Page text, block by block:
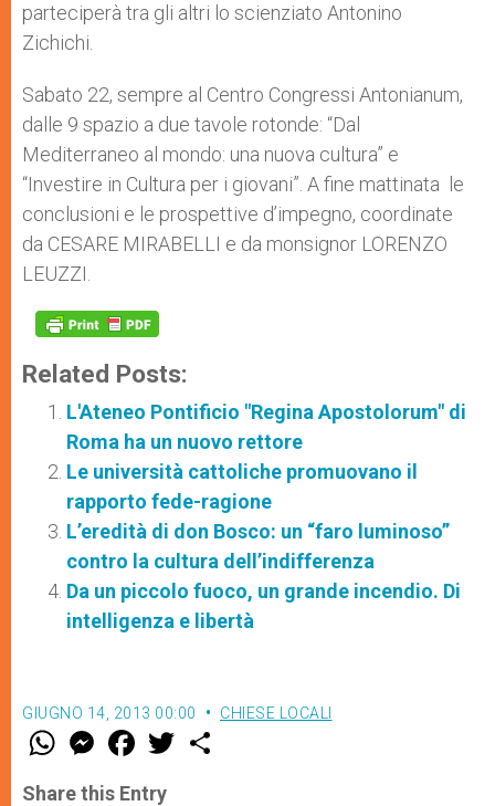
parteciperà tra gli altri lo scienziato Antonino
Zichichi.
Sabato 22, sempre al Centro Congressi Antonianum,
dalle 9 spazio a due tavole rotonde: “Dal
Mediterraneo al mondo: una nuova cultura” e
“Investire in Cultura per i giovani”. A fine mattinata le
conclusioni e le prospettive d’impegno, coordinate
da CESARE MIRABELLI e da monsignor LORENZO
LEUZZI.
Related Posts:
L'Ateneo Pontificio "Regina Apostolorum" di
Roma ha un nuovo rettore
Le università cattoliche promuovano il
rapporto fede-ragione
L’eredità di don Bosco: un “faro luminoso”
contro la cultura dell’indifferenza
Da un piccolo fuoco, un grande incendio. Di
intelligenza e libertà
GIUGNO 14, 2013 00:00 CHIESE LOCALI
W
t
M
e
s
F
a
e
w
Share this Entry